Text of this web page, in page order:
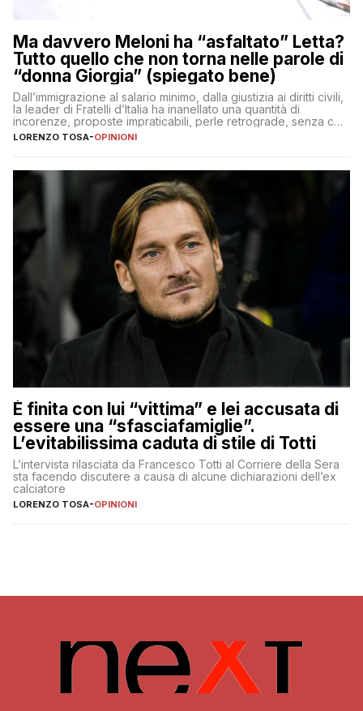
Ma davvero Meloni ha “asfaltato” Letta?
Tutto quello che non torna nelle parole di
“donna Giorgia” (spiegato bene)
Dall’immigrazione al salario minimo, dalla giustizia ai diritti civili,
la leader di Fratelli d’Italia ha inanellato una quantità di
incorenze, proposte impraticabili, perle retrograde, senza che
nessuno – a destra come a sinistra – glielo abbia fatto notare
LORENZO TOSA-OPINIONI
È finita con lui “vittima” e lei accusata di
essere una “sfasciafamiglie”.
L’evitabilissima caduta di stile di Totti
L’intervista rilasciata da Francesco Totti al Corriere della Sera
sta facendo discutere a causa di alcune dichiarazioni dell’ex
calciatore
LORENZO TOSA-OPINIONI